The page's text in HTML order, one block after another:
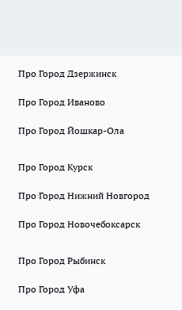
Про Город Дзержинск
Про Город Иваново
Про Город Йошкар-Ола
Про Город Курск
Про Город Нижний Новгород
Про Город Новочебоксарск
Про Город Рыбинск
Про Город Уфа